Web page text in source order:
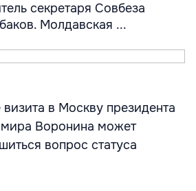
секретаря Совбеза
Молдавская ...
в Москву президента
Воронина может
вопрос статуса